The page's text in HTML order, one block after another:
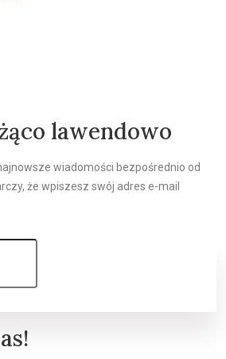
lawendowo
wiadomości bezpośrednio od
że wpiszesz swój adres e-mail